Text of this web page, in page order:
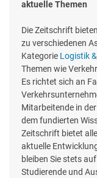
aktuelle Themen
Die Zeitschrift
zu verschiedenen
Kategorie Logistik
Themen wie
Es richtet sich an
Mitarbeitende in
dem fundierten
Zeitschrift bietet
aktuelle
bleiben Sie stets
Studierende und